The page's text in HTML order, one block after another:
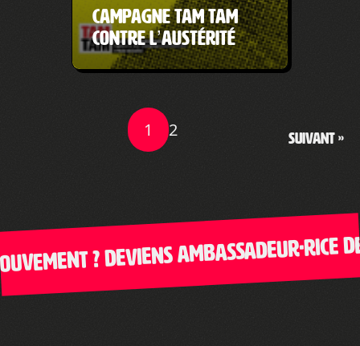
Campagne TAM TAM
contre l’austérité
1 2 Suivant »
? Deviens ambassadeur·rice de